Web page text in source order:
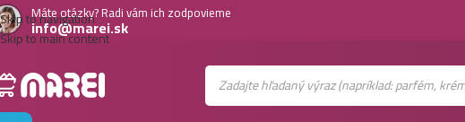
Skip to navigation
Skip to main content
Máte otázky? Radi vám ich zodpovieme
info@marei.sk